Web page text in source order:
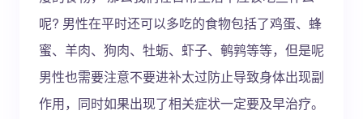
呢? 男性在平时还可以多吃的食物包括了鸡蛋、蜂
蜜、羊肉、狗肉、牡蛎、虾子、鹌鹑等等，但是呢
男性也需要注意不要进补太过防止导致身体出现副
作用，同时如果出现了相关症状一定要及早治疗。